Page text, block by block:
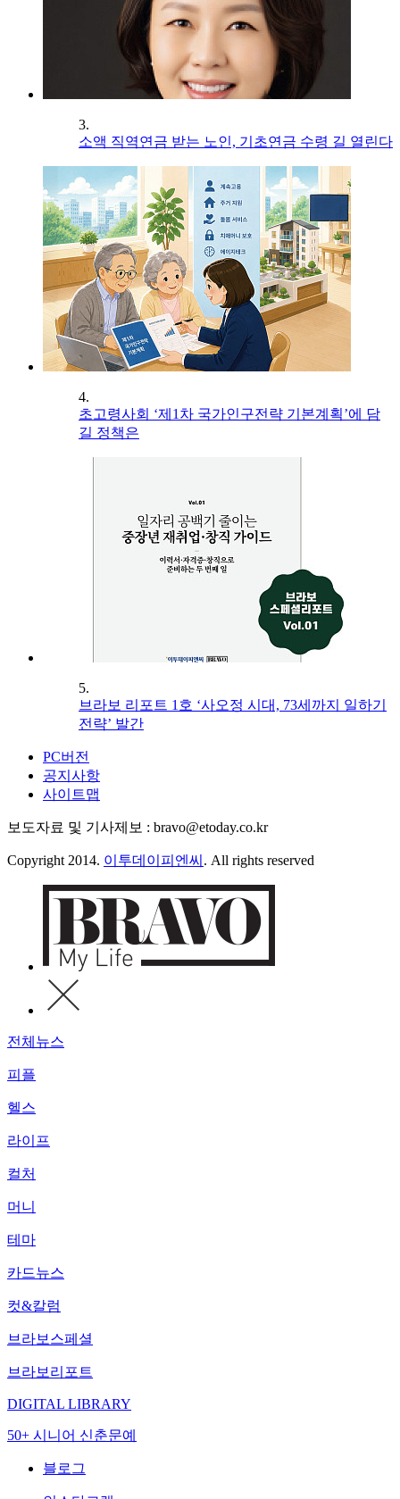
3.
소액 직역연금 받는 노인, 기초연금 수령 길 열린다
4.
초고령사회 ‘제1차 국가인구전략 기본계획’에 담
길 정책은
5.
브라보 리포트 1호 ‘사오정 시대, 73세까지 일하기
전략’ 발간
PC버전
공지사항
사이트맵
보도자료 및 기사제보 : bravo@etoday.co.kr
Copyright 2014. 이투데이피엔씨 . All rights reserved
전체뉴스
피플
헬스
라이프
컬처
머니
테마
카드뉴스
컷&칼럼
브라보스페셜
브라보리포트
DIGITAL LIBRARY
50+ 시니어 신춘문예
블로그